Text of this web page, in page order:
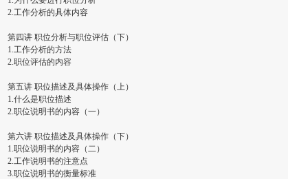
2.工作分析的具体内容
第四讲 职位分析与职位评估（下）
1.工作分析的方法
2.职位评估的内容
第五讲 职位描述及具体操作（上）
1.什么是职位描述
2.职位说明书的内容（一）
第六讲 职位描述及具体操作（下）
1.职位说明书的内容（二）
2.工作说明书的注意点
3.职位说明书的衡量标准